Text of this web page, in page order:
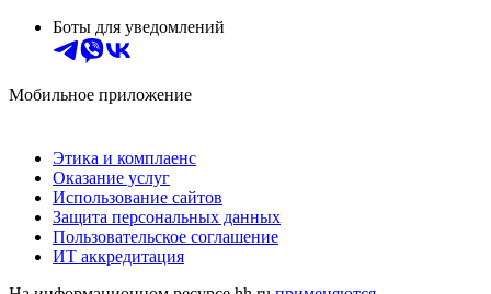
Боты для уведомлений
Мобильное приложение
Этика и комплаенс
Оказание услуг
Использование сайтов
Защита персональных данных
Пользовательское соглашение
ИТ аккредитация